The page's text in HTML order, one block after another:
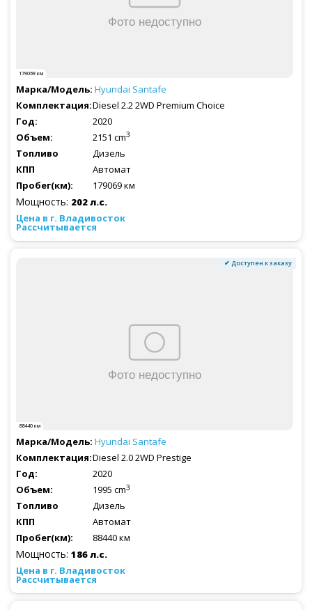
179069 км
Hyundai Santafe
Diesel 2.2 2WD Premium Choice
2020
2151 cm3
Дизель
Автомат
179069 км
Мощность: 202 л.с.
Рассчитывается
✔ Доступен к заказу
88440 км
Hyundai Santafe
Diesel 2.0 2WD Prestige
2020
1995 cm3
Дизель
Автомат
88440 км
Мощность: 186 л.с.
Рассчитывается